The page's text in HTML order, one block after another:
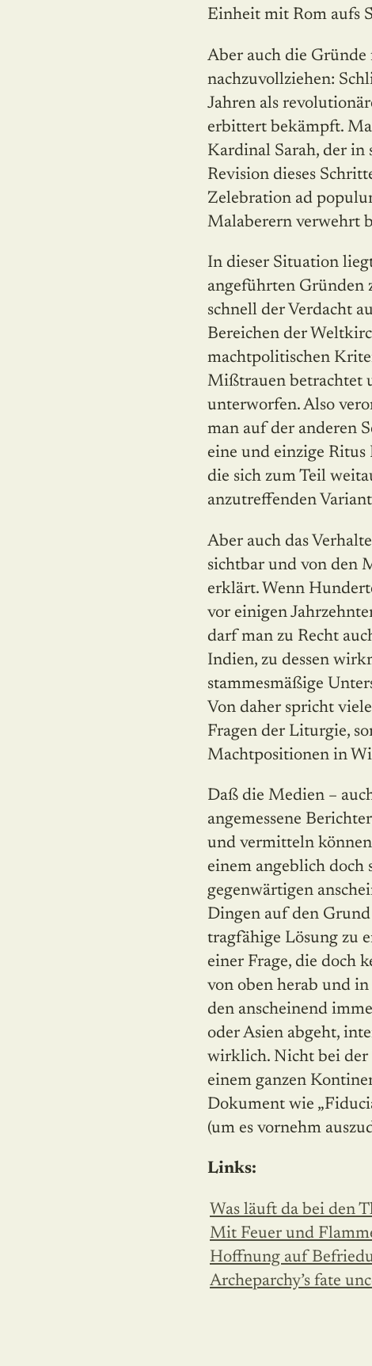
Einheit mit Rom aufs
Aber auch die
nachzuvollziehen:
Jahren als
erbittert bekämpft.
Kardinal Sarah, der
Revision dieses
Zelebration ad
Malaberern verwehrt
In dieser Situation
angeführten Gründen
schnell der Verdacht
Bereichen der
machtpolitischen
Mißtrauen betrachtet
unterworfen. Also
man auf der anderen
eine und einzige
die sich zum Teil
anzutreffenden
Aber auch das
sichtbar und von den
erklärt. Wenn
vor einigen
darf man zu Recht
Indien, zu dessen
stammesmäßige
Von daher spricht
Fragen der Liturgie,
Machtpositionen in
Daß die Medien –
angemessene
und vermitteln
einem angeblich doch
gegenwärtigen
Dingen auf den
tragfähige Lösung zu
einer Frage, die doch
von oben herab und
den anscheinend
oder Asien abgeht,
wirklich. Nicht bei der
einem ganzen
Dokument wie
(um es vornehm
Links:
Was läuft da bei den
Mit Feuer und
Hoffnung auf
Archeparchy’s fate